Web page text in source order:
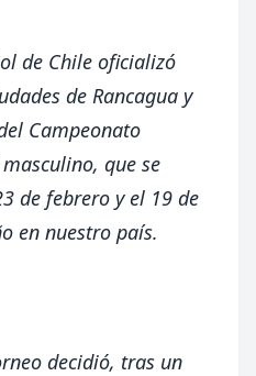
de Chile oficializó
de Rancagua y
Campeonato
que se
de febrero y el 19 de
en nuestro país.
decidió, tras un